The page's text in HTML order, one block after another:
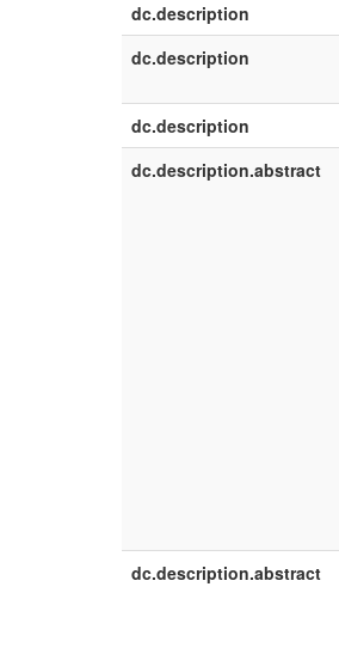
dc.description
dc.description
dc.description
dc.description.abstract
dc.description.abstract